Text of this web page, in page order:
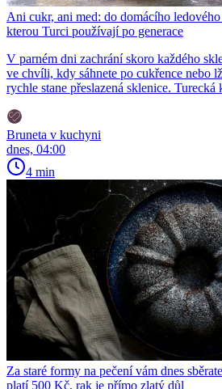
Ani cukr, ani med: do domácího
kterou Turci používají po generace
V parném dni zachrání skoro každého
ve chvíli, kdy sáhnete po cukřence nebo
rychle stane přeslazená sklenice.
Bruneta v kuchyni
dnes, 04:00
4 min
Za staré formy na pečení vám dnes
platí 500 Kč, rak je přímo zlatý důl